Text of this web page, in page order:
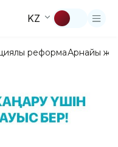
KZ
реформаАрнайы